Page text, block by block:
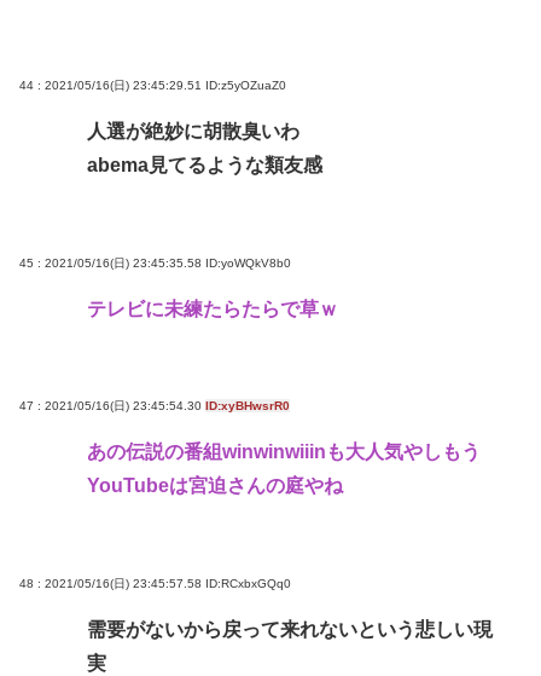
44 : 2021/05/16(日) 23:45:29.51 ID:z5yOZuaZ0
人選が絶妙に胡散臭いわ
abema見てるような類友感
45 : 2021/05/16(日) 23:45:35.58 ID:yoWQkV8b0
テレビに未練たらたらで草ｗ
47 : 2021/05/16(日) 23:45:54.30 ID:xyBHwsrR0
あの伝説の番組winwinwiiinも大人気やしもう
YouTubeは宮迫さんの庭やね
48 : 2021/05/16(日) 23:45:57.58 ID:RCxbxGQq0
需要がないから戻って来れないという悲しい現
実